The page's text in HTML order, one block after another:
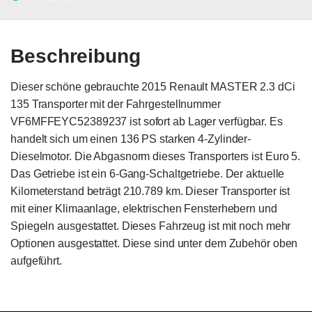
Beschreibung
Dieser schöne gebrauchte 2015 Renault MASTER 2.3 dCi
135 Transporter mit der Fahrgestellnummer
VF6MFFEYC52389237 ist sofort ab Lager verfügbar. Es
handelt sich um einen 136 PS starken 4-Zylinder-
Dieselmotor. Die Abgasnorm dieses Transporters ist Euro 5.
Das Getriebe ist ein 6-Gang-Schaltgetriebe. Der aktuelle
Kilometerstand beträgt 210.789 km. Dieser Transporter ist
mit einer Klimaanlage, elektrischen Fensterhebern und
Spiegeln ausgestattet. Dieses Fahrzeug ist mit noch mehr
Optionen ausgestattet. Diese sind unter dem Zubehör oben
aufgeführt.